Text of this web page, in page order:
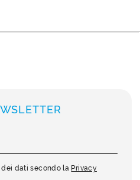
dati secondo la Privacy